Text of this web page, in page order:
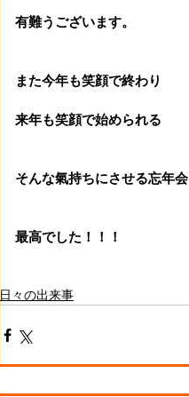
有難うございます。
また今年も笑顔で終わり
来年も笑顔で始められる
そんな氣持ちにさせる忘年会
最高でした！！！
日々の出来事